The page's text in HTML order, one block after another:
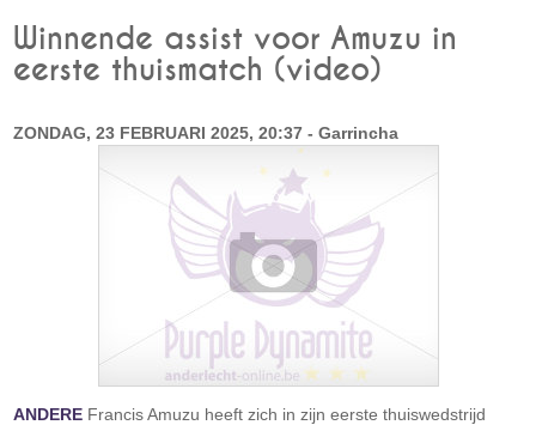
Winnende assist voor Amuzu in
eerste thuismatch (video)
ZONDAG, 23 FEBRUARI 2025, 20:37 - Garrincha
ANDERE Francis Amuzu heeft zich in zijn eerste thuiswedstrijd